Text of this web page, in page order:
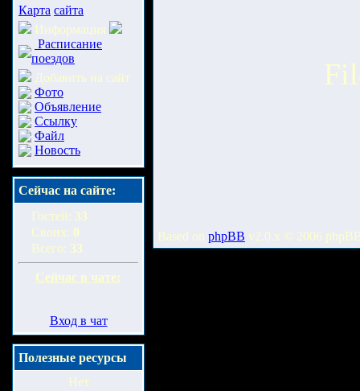
Карта сайта
Информация
Расписание
поездов
Добавить на сайт
Фото
Объявление
Ссылку
Файл
Новость
Сейчас на сайте:
Гостей: 33
Своих: 0
Всего: 33
Сейчас в чате:
Вход в чат
Полезные ресурсы
Нет
Based on phpBB v2.0.x © 2006